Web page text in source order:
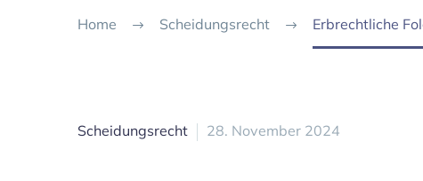
Home Scheidungsrecht Erbrecht­liche
Scheidungsrecht 28. November 2024